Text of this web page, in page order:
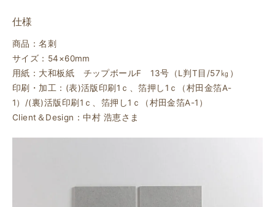
仕様
商品：名刺
サイズ：54×60mm
用紙：大和板紙 チップボールF 13号（L判T目/57㎏）
印刷・加工：(表)活版印刷1ｃ、箔押し1ｃ（村田金箔A-
1）/(裏)活版印刷1ｃ、箔押し1ｃ（村田金箔A-1）
Client＆Design：中村 浩恵さま